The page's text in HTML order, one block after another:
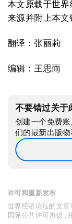
本文原载于世界
来源并附上本文
翻译：张丽莉
编辑：王思雨
不要错过关于
创建一个免费
们的最新出版物
许可和重新发布
世界经济论坛的文
国际公共许可协议 ,